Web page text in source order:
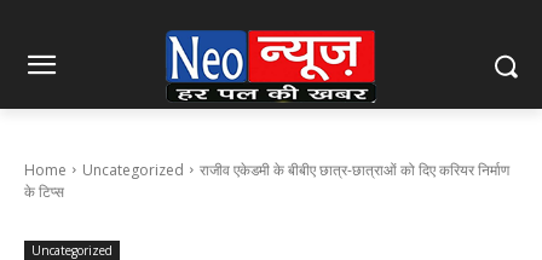
Home Uncategorized
राजीव एकेडमी के बीबीए छात्र-छात्राओं को दिए करियर निर्माण
के टिप्स
Uncategorized